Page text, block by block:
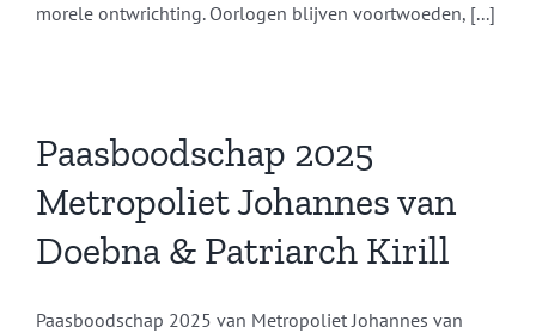
morele ontwrichting. Oorlogen blijven voortwoeden, [...]
Paasboodschap 2025
Metropoliet Johannes van
Doebna & Patriarch Kirill
Paasboodschap 2025 van Metropoliet Johannes van